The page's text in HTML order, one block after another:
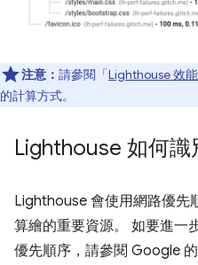
注意： 請參閱「Lighthouse 效
的計算方式。
Lighthouse 如何識
Lighthouse 會使用網路優先
算繪的重要資源。 如要進一
優先順序，請參閱 Google